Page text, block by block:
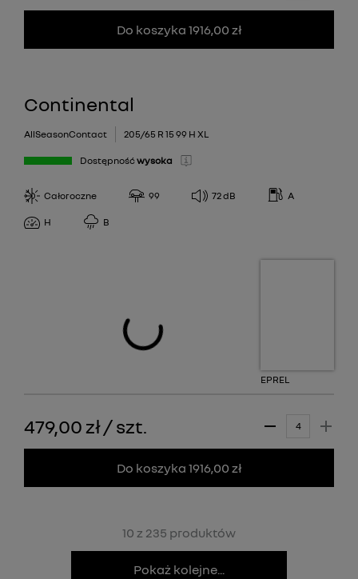
Do koszyka 1916,00 zł
Continental
AllSeasonContact 205/65 R 15 99 H XL
Dostępność wysoka
Całoroczne 99 72dB A
H B
EPREL
479,00 zł/szt.
Do koszyka 1916,00 zł
10 z 235 produktów
Pokaż kolejne...